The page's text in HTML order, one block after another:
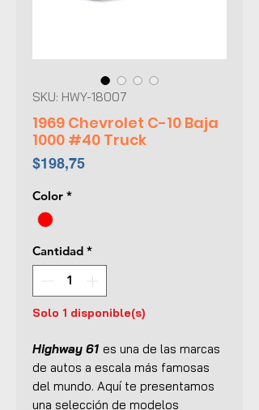
SKU: HWY-18007
1969 Chevrolet C-10 Baja
1000 #40 Truck
$198,75Precio
Color *
Cantidad *
Solo 1 disponible(s)
Highway 61 es una de las marcas
de autos a escala más famosas
del mundo. Aquí te presentamos
una selección de modelos